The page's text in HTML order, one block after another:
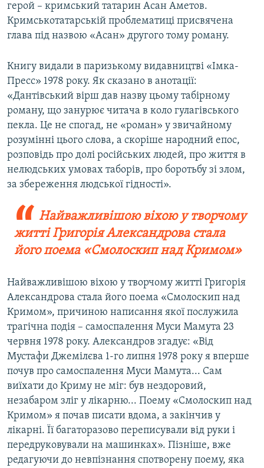
герой – кримський татарин Асан Аметов.
Кримськотатарській проблематиці присвячена
глава під назвою «Асан» другого тому роману.
Книгу видали в паризькому видавництві «Імка-
Пресс» 1978 року. Як сказано в анотації:
«Дантівський вірш дав назву цьому табірному
роману, що занурює читача в коло гулагівського
пекла. Це не спогад, не «роман» у звичайному
розумінні цього слова, а скоріше народний епос,
розповідь про долі російських людей, про життя в
нелюдських умовах таборів, про боротьбу зі злом,
за збереження людської гідності».
Найважливішою віхою у творчому
житті Григорія Александрова стала
його поема «Смолоскип над Кримом»
Найважливішою віхою у творчому житті Григорія
Александрова стала його поема «Смолоскип над
Кримом», причиною написання якої послужила
трагічна подія – самоспалення Муси Мамута 23
червня 1978 року. Александров згадує: «Від
Мустафи Джемілєва 1-го липня 1978 року я вперше
почув про самоспалення Муси Мамута... Сам
виїхати до Криму не міг: був нездоровий,
незабаром зліг у лікарню... Поему «Смолоскип над
Кримом» я почав писати вдома, а закінчив у
лікарні. Її багаторазово переписували від руки і
передруковували на машинках». Пізніше, вже
редагуючи до невпізнання спотворену поему, яка